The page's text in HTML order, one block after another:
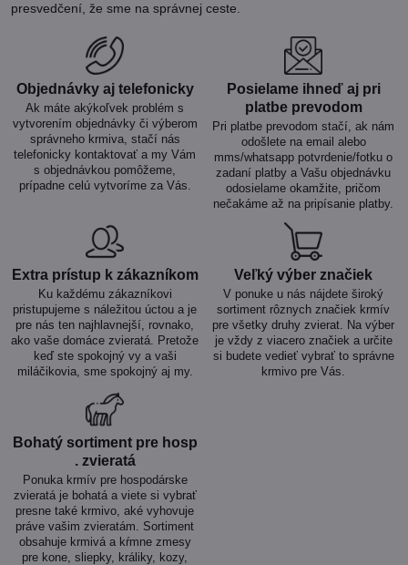
presvedčení, že sme na správnej ceste.
Objednávky aj telefonicky
Ak máte akýkoľvek problém s
vytvorením objednávky či výberom
správneho krmiva, stačí nás
telefonicky kontaktovať a my Vám
s objednávkou pomôžeme,
prípadne celú vytvoríme za Vás.
Posielame ihneď aj pri
platbe prevodom
Pri platbe prevodom stačí, ak nám
odošlete na email alebo
mms/whatsapp potvrdenie/fotku o
zadaní platby a Vašu objednávku
odosielame okamžite, pričom
nečakáme až na pripísanie platby.
Extra prístup k zákazníkom
Ku každému zákazníkovi
pristupujeme s náležitou úctou a je
pre nás ten najhlavnejší, rovnako,
ako vaše domáce zvieratá. Pretože
keď ste spokojný vy a vaši
miláčikovia, sme spokojný aj my.
Veľký výber značiek
V ponuke u nás nájdete široký
sortiment rôznych značiek krmív
pre všetky druhy zvierat. Na výber
je vždy z viacero značiek a určite
si budete vedieť vybrať to správne
krmivo pre Vás.
Bohatý sortiment pre hosp​
. zvieratá
Ponuka krmív pre hospodárske
zvieratá je bohatá a viete si vybrať
presne také krmivo, aké vyhovuje
práve vašim zvieratám. Sortiment
obsahuje krmivá a kŕmne zmesy
pre kone, sliepky, králiky, kozy,